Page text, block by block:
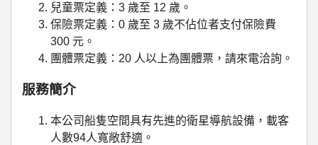
兒童票定義：3 歲至 12 歲。
保險票定義：0 歲至 3 歲不佔位者支付保險費
300 元。
團體票定義：20 人以上為團體票，請來電洽詢。
服務簡介
本公司船隻空間具有先進的衛星導航設備，載客
人數94人寬敞舒適。